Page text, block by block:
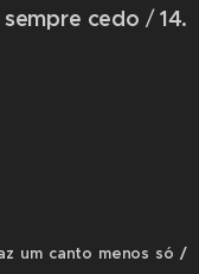
sempre cedo /14.
um canto menos só /